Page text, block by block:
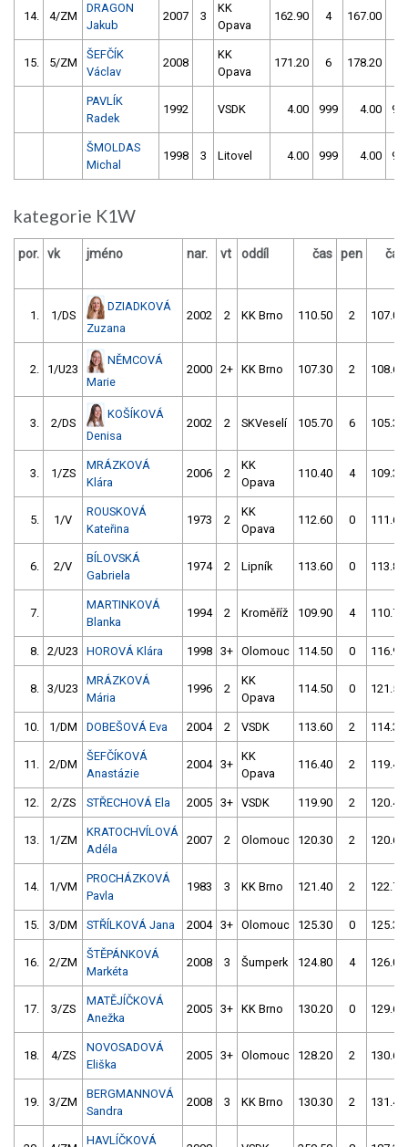
14. 4/ZM
DRAGON
Jakub
2007 3
KK
Opava
162.90 4 167.00
15. 5/ZM
ŠEFČÍK
Václav
2008
KK
Opava
171.20 6 178.20
PAVLÍK
Radek
1992 VSDK 4.00 999 4.00
ŠMOLDAS
Michal
1998 3 Litovel 4.00 999 4.00
kategorie K1W
por. vk jméno nar. vt oddíl čas pen čas
1. 1/DS
DZIADKOVÁ
Zuzana
2002 2 KK Brno 110.50 2 107.00
2. 1/U23
NĚMCOVÁ
Marie
2000 2+ KK Brno 107.30 2 108.60
3. 2/DS
KOŠÍKOVÁ
Denisa
2002 2 SKVeselí 105.70 6 105.30
3. 1/ZS
MRÁZKOVÁ
Klára
2006 2
KK
Opava
110.40 4 109.30
5. 1/V
ROUSKOVÁ
Kateřina
1973 2
KK
Opava
112.60 0 111.60
6. 2/V
BÍLOVSKÁ
Gabriela
1974 2 Lipník 113.60 0 113.80
7.
MARTINKOVÁ
Blanka
1994 2 Kroměříž 109.90 4 110.70
8. 2/U23 HOROVÁ Klára 1998 3+ Olomouc 114.50 0 116.90
8. 3/U23
MRÁZKOVÁ
Mária
1996 2
KK
Opava
114.50 0 121.50
10. 1/DM DOBEŠOVÁ Eva 2004 2 VSDK 113.60 2 114.30
11. 2/DM
ŠEFČÍKOVÁ
Anastázie
2004 3+
KK
Opava
116.40 2 119.40
12. 2/ZS STŘECHOVÁ Ela 2005 3+ VSDK 119.90 2 120.40
13. 1/ZM
KRATOCHVÍLOVÁ
Adéla
2007 2 Olomouc 120.30 2 120.60
14. 1/VM
PROCHÁZKOVÁ
Pavla
1983 3 KK Brno 121.40 2 122.70
15. 3/DM STŘÍLKOVÁ Jana 2004 3+ Olomouc 125.30 0 125.30
16. 2/ZM
ŠTĚPÁNKOVÁ
Markéta
2008 3 Šumperk 124.80 4 126.00
17. 3/ZS
MATĚJÍČKOVÁ
Anežka
2005 3+ KK Brno 130.20 0 129.60
18. 4/ZS
NOVOSADOVÁ
Eliška
2005 3+ Olomouc 128.20 2 130.60
19. 3/ZM
BERGMANNOVÁ
Sandra
2008 3 KK Brno 130.30 2 131.40
HAVLÍČKOVÁ